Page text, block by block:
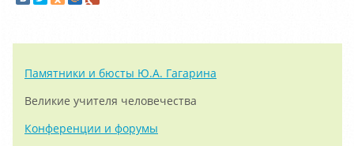
Памятники и бюсты Ю.А. Гагарина
Великие учителя человечества
Конференции и форумы